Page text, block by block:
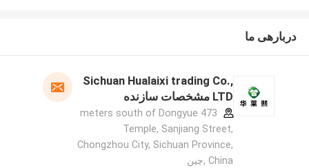
دربارهی ما
Sichuan Hualaixi trading Co.,
LTD مشخصات سازنده
473 meters south of Dongyue
Temple, Sanjiang Street,
Chongzhou City, Sichuan Province,
China ,چین